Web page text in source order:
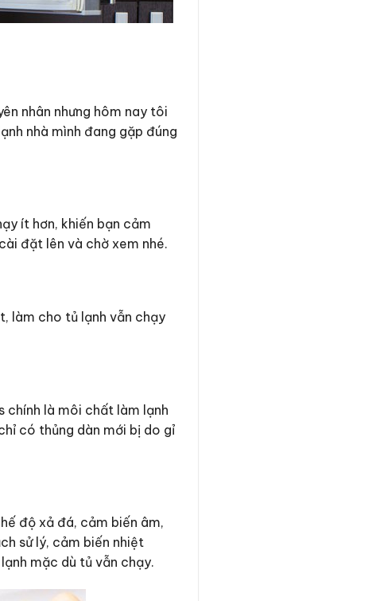
nhân nhưng hôm nay tôi
nhà mình đang gặp đúng
ít hơn, khiến bạn cảm
đặt lên và chờ xem nhé.
làm cho tủ lạnh vẫn chạy
chính là môi chất làm lạnh
có thủng dàn mới bị do gỉ
độ xả đá, cảm biến âm,
sử lý, cảm biến nhiệt
mặc dù tủ vẫn chạy.